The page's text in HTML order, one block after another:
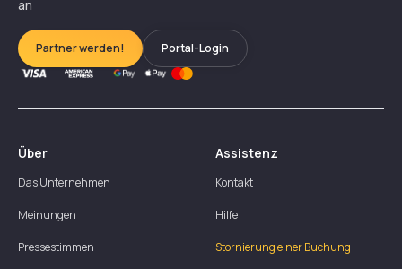
an
Partner werden! Portal-Login
Über
Das Unternehmen
Meinungen
Pressestimmen
Assistenz
Kontakt
Hilfe
Stornierung einer Buchung